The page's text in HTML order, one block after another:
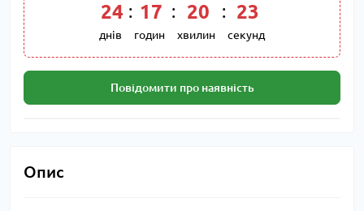
24
днів
: 17
годин
: 20
хвилин
: 23
секунд
Повідомити про наявність
Опис